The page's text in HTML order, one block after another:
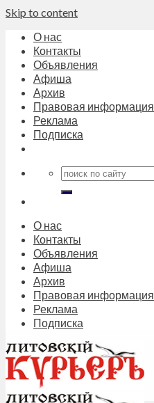
Skip to content
О нас
Контакты
Объявления
Афиша
Архив
Правовая информация
Реклама
Подписка
О нас
Контакты
Объявления
Афиша
Архив
Правовая информация
Реклама
Подписка